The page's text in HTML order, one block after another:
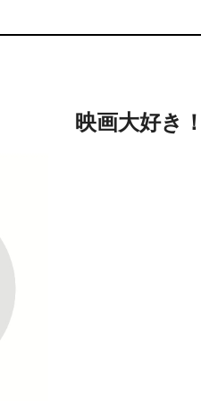
映画大好き！